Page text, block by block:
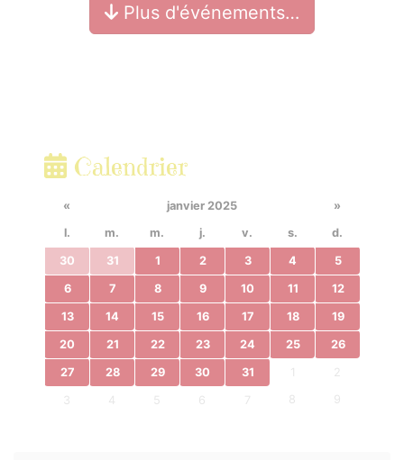
Plus d'événements…
Calendrier
« janvier 2025
»
l.
m. m. j. v. s. d.
30 31 1 2 3 4 5
6 7 8 9 10 11 12
13 14 15 16 17 18 19
20 21 22 23 24 25 26
27 28 29 30 31 2
3 4 5 6 7 8 9